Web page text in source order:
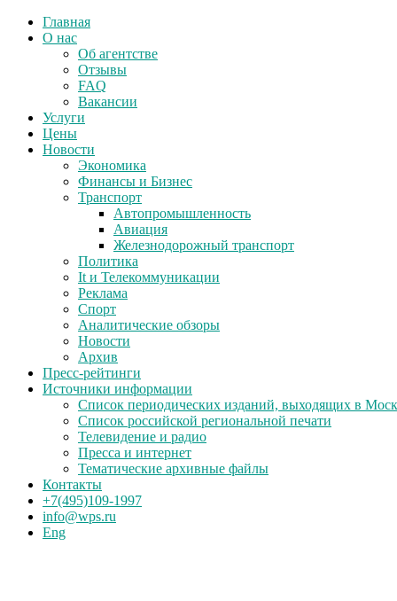
Главная
О нас
Об агентстве
Отзывы
FAQ
Вакансии
Услуги
Цены
Новости
Экономика
Финансы и Бизнес
Транспорт
Автопромышленность
Авиация
Железнодорожный транспорт
Политика
It и Телекоммуникации
Реклама
Спорт
Аналитические обзоры
Новости
Архив
Пресс-рейтинги
Источники информации
Список периодических изданий, выходящих в
Список российской региональной печати
Телевидение и радио
Пресса и интернет
Тематические архивные файлы
Контакты
+7(495)109-1997
info@wps.ru
Eng